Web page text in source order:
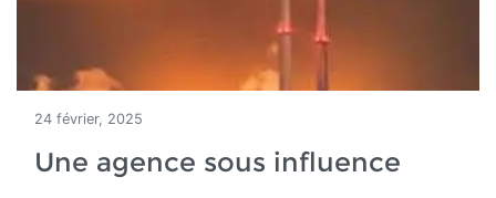
24 février, 2025
Une agence sous influence